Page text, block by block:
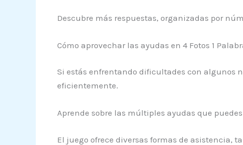
Descubre más respuestas, organizadas por
Cómo aprovechar las ayudas en 4 Fotos 1
Si estás enfrentando dificultades con algunos
eficientemente.
Aprende sobre las múltiples ayudas que
El juego ofrece diversas formas de asistencia,